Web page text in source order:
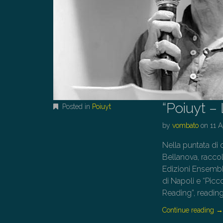
Posted in Poiuyt “Poiuyt –
byvombato on 11
Nella puntata di
Bellanova,
Edizioni
di Napoli e
Reading”,
Continue reading →